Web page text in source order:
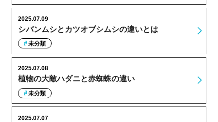
シバンムシとカツオブシムシの違いとは
2025.07.09
未分類
植物の大敵ハダニと赤蜘蛛の違い
2025.07.08
未分類
2025.07.07